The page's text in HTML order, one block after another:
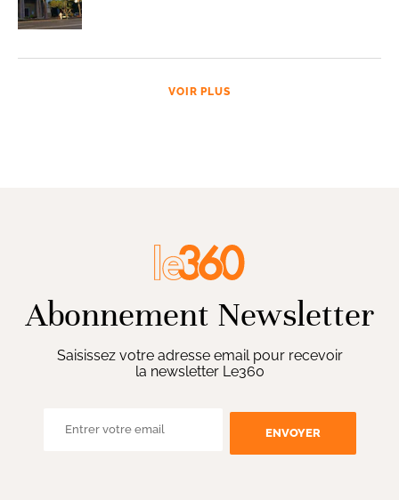
VOIR PLUS
Abonnement Newsletter
Saisissez votre adresse email pour recevoir
la newsletter Le360
ENVOYER